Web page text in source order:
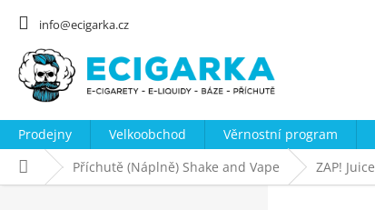
info@ecigarka.cz
Prodejny Velkoobchod Věrnostní program
Domů Příchutě (Náplně) Shake and Vape ZAP! Juice